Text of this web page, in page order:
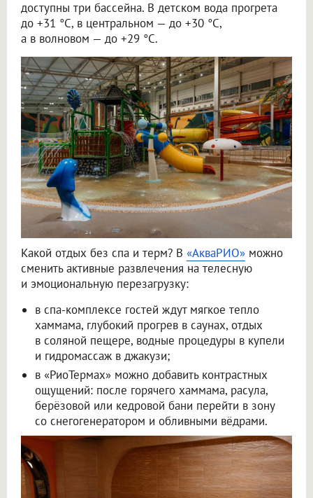
доступны три бассейна. В детском вода прогрета
до +31 °C, в центральном — до +30 °C,
а в волновом — до +29 °C.
Какой отдых без спа и терм? В «АкваРИО» можно
сменить активные развлечения на телесную
и эмоциональную перезагрузку:
в спа-комплексе гостей ждут мягкое тепло
хаммама, глубокий прогрев в саунах, отдых
в соляной пещере, водные процедуры в купели
и гидромассаж в джакузи;
в «РиоТермах» можно добавить контрастных
ощущений: после горячего хаммама, расула,
берёзовой или кедровой бани перейти в зону
со снегогенератором и обливными вёдрами.